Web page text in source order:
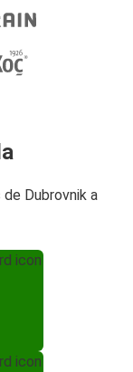
Dubrovnik a